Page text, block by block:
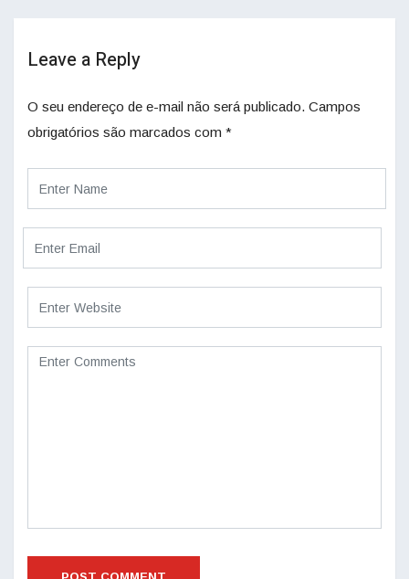
Leave a Reply
O seu endereço de e-mail não será publicado. Campos
obrigatórios são marcados com *